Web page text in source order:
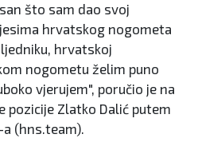
što sam dao svoj
hrvatskog nogometa
hrvatskoj
nogometu želim puno
vjerujem", poručio je na
pozicije Zlatko Dalić putem
(hns.team).